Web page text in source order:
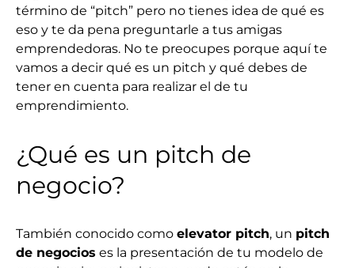
término de “pitch” pero no tienes idea de qué es
eso y te da pena preguntarle a tus amigas
emprendedoras. No te preocupes porque aquí te
vamos a decir qué es un pitch y qué debes de
tener en cuenta para realizar el de tu
emprendimiento.
¿Qué es un pitch de
negocio?
También conocido como elevator pitch, un pitch
de negocios es la presentación de tu modelo de